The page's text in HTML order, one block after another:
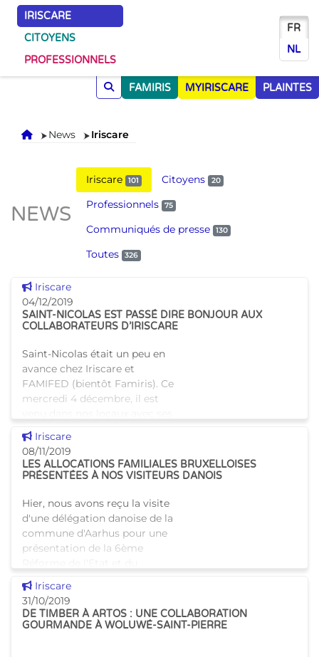
IRISCARE
CITOYENS
PROFESSIONNELS
FR
NL
FAMIRIS MYIRISCARE PLAINTES
Accueil
News Iriscare
NEWS
Iriscare 101 Citoyens 20
Professionnels 75
Communiqués de presse 130
Toutes 326
Voir cette news
Iriscare
04/12/2019
SAINT-NICOLAS EST PASSÉ DIRE BONJOUR AUX
COLLABORATEURS D’IRISCARE
Saint-Nicolas était un peu en
avance chez Iriscare et
FAMIFED (bientôt Famiris). Ce
mercredi 4 décembre, il est
assistants pour dire bonjour
aux enfants de nos collabo
Voir cette news
Iriscare
08/11/2019
LES ALLOCATIONS FAMILIALES BRUXELLOISES
PRÉSENTÉES À NOS VISITEURS DANOIS
Hier, nous avons reçu la visite
d'une délégation danoise de la
commune d'Aarhus pour une
présentation de la 6ème
nouveau système d'allocations
familiales bruxellois qui
Voir cette news
Iriscare
31/10/2019
DE TIMBER À ARTOS : UNE COLLABORATION
GOURMANDE À WOLUWÉ-SAINT-PIERRE